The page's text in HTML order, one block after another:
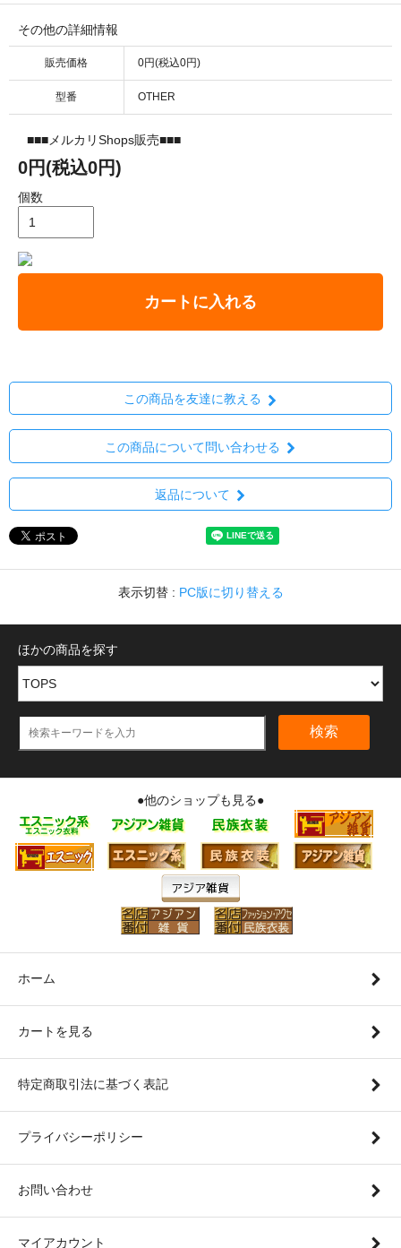
その他の詳細情報
販売価格 0円(税込0円)
型番 OTHER
■■■メルカリShops販売■■■
0円(税込0円)
個数
カートに入れる
この商品を友達に教える
この商品について問い合わせる
返品について
表示切替 : PC版に切り替える
ほかの商品を探す
検索
●他のショップも見る●
ホーム
カートを見る
特定商取引法に基づく表記
プライバシーポリシー
お問い合わせ
マイアカウント